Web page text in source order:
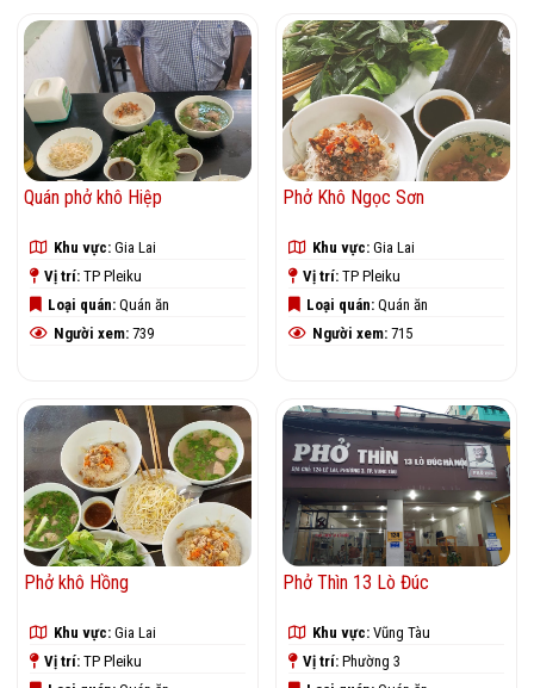
Quán phở khô Hiệp
Khu vực: Gia Lai
Vị trí: TP Pleiku
Loại quán: Quán ăn
Người xem: 739
Phở Khô Ngọc Sơn
Khu vực: Gia Lai
Vị trí: TP Pleiku
Loại quán: Quán ăn
Người xem: 715
Phở khô Hồng
Khu vực: Gia Lai
Vị trí: TP Pleiku
Phở Thìn 13 Lò Đúc
Khu vực: Vũng Tàu
Vị trí: Phường 3